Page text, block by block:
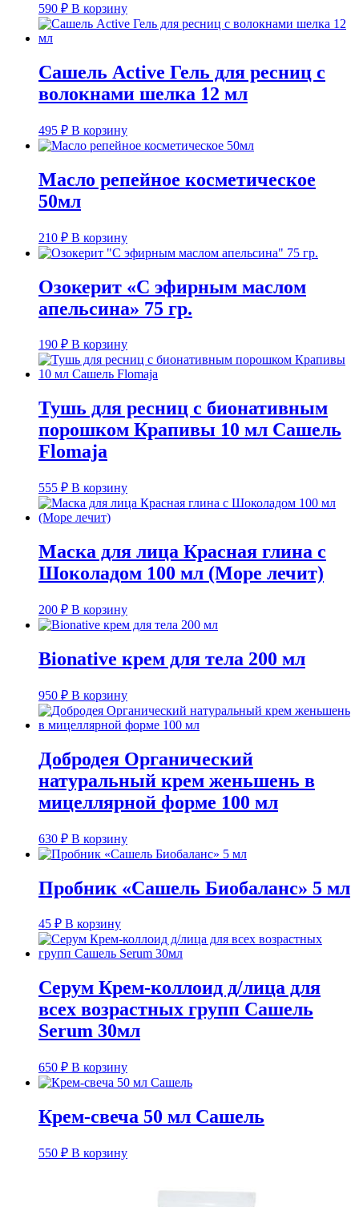
590 ₽ В корзину
Сашель Active Гель для ресниц с
волокнами шелка 12 мл
495 ₽ В корзину
Масло репейное косметическое
50мл
210 ₽ В корзину
Озокерит «С эфирным маслом
апельсина» 75 гр.
190 ₽ В корзину
Тушь для ресниц с бионативным
порошком Крапивы 10 мл Сашель
Flomaja
555 ₽ В корзину
Маска для лица Красная глина с
Шоколадом 100 мл (Море лечит)
200 ₽ В корзину
Bionative крем для тела 200 мл
950 ₽ В корзину
Добродея Органический
натуральный крем женьшень в
мицеллярной форме 100 мл
630 ₽ В корзину
Пробник «Сашель Биобаланс» 5 мл
45 ₽ В корзину
Серум Крем-коллоид д/лица для
всех возрастных групп Сашель
Serum 30мл
650 ₽ В корзину
Крем-свеча 50 мл Сашель
550 ₽ В корзину